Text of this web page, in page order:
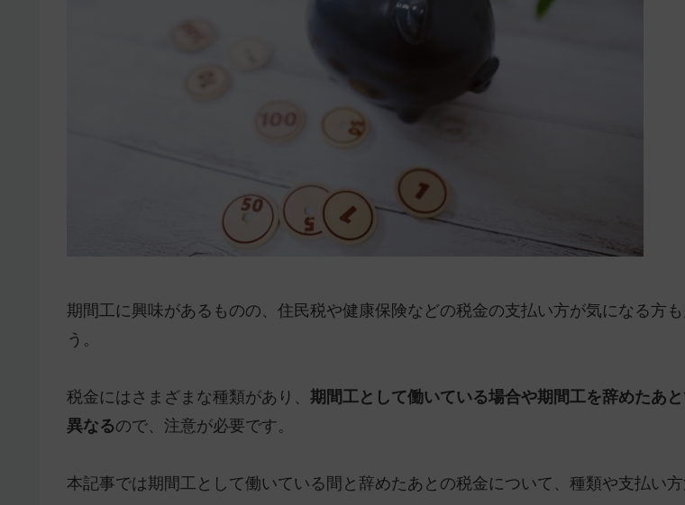
期間工に興味があるものの、住民税や健康保険などの税金の支払い方が気になる方も
う。
税金にはさまざまな種類があり、 期間工として働いている場合や期間工を辞めたあ
異なるので、注意が必要です。
本記事では期間工として働いている間と辞めたあとの税金について、種類や支払い